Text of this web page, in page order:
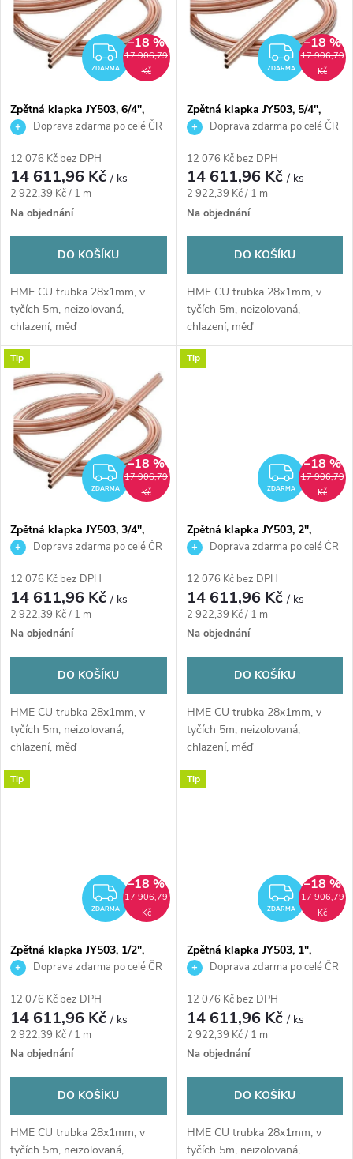
n
p
r
o
d
u
k
t
ů
p
s
p
r
o
u
k
t
ů
ZDARMA
ZDARMA
17 906,79
Kč
–18 %
Zpětná klapka JY503, 6/4",
mosaz/plast
Doprava zdarma po celé ČR
12 076 Kč bez DPH
14 611,96 Kč/ ks
Měrná
cena:
2 922,39 Kč / 1 m
Na objednání
DO KOŠÍKU
HME CU trubka 28x1mm, v
tyčích 5m, neizolovaná,
chlazení, měď
ZDARMA
17 906,79
Kč
–18 %
Zpětná klapka JY503, 5/4",
mosaz/plast
Doprava zdarma po celé ČR
12 076 Kč bez DPH
14 611,96 Kč/ ks
Měrná
cena:
2 922,39 Kč / 1 m
Na objednání
DO KOŠÍKU
HME CU trubka 28x1mm, v
tyčích 5m, neizolovaná,
chlazení, měď
Tip
ZDARMA
ZDARMA
17 906,79
Kč
–18 %
Zpětná klapka JY503, 3/4",
mosaz/plast
Doprava zdarma po celé ČR
12 076 Kč bez DPH
14 611,96 Kč/ ks
Měrná
cena:
2 922,39 Kč / 1 m
Na objednání
DO KOŠÍKU
HME CU trubka 28x1mm, v
tyčích 5m, neizolovaná,
chlazení, měď
Tip
ZDARMA
17 906,79
Kč
–18 %
Zpětná klapka JY503, 2",
mosaz/plast
Doprava zdarma po celé ČR
12 076 Kč bez DPH
14 611,96 Kč/ ks
Měrná
cena:
2 922,39 Kč / 1 m
Na objednání
DO KOŠÍKU
HME CU trubka 28x1mm, v
tyčích 5m, neizolovaná,
chlazení, měď
Tip
ZDARMA
ZDARMA
17 906,79
Kč
–18 %
Zpětná klapka JY503, 1/2",
mosaz/plast
Doprava zdarma po celé ČR
12 076 Kč bez DPH
14 611,96 Kč/ ks
Měrná
cena:
2 922,39 Kč / 1 m
Na objednání
DO KOŠÍKU
HME CU trubka 28x1mm, v
tyčích 5m, neizolovaná,
Tip
ZDARMA
17 906,79
Kč
–18 %
Zpětná klapka JY503, 1",
mosaz/plast
Doprava zdarma po celé ČR
12 076 Kč bez DPH
14 611,96 Kč/ ks
Měrná
cena:
2 922,39 Kč / 1 m
Na objednání
DO KOŠÍKU
HME CU trubka 28x1mm, v
tyčích 5m, neizolovaná,